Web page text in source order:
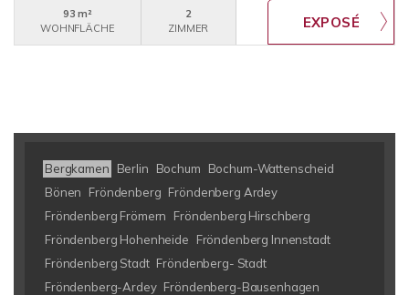
93 m²
WOHNFLÄCHE
2
ZIMMER
Bergkamen Berlin Bochum
Bochum-Wattenscheid
Bönen
Fröndenberg Fröndenberg Ardey
Fröndenberg Frömern
Fröndenberg Hirschberg
Fröndenberg Hohenheide
Fröndenberg Innenstadt
Fröndenberg Stadt Fröndenberg- Stadt
Fröndenberg-Ardey Fröndenberg-Bausenhagen